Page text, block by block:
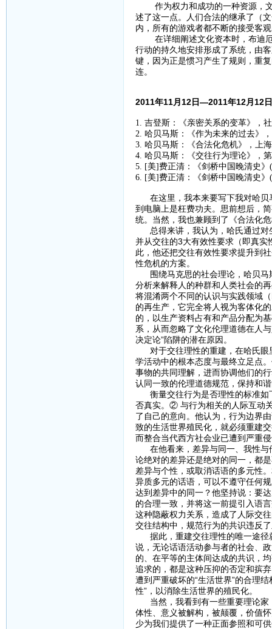
作为权力和成功的一种资源，文
述了这一点。人们合法的继承了（
内，所有的游戏者都不断的接受客
在详细阐述文化资本时，布迪厄
行动的持久地安排形成了系统，由
键，因为正是惯习产生了规则，重
连。
2011年11月12日—2011年12月12
1. 吉登斯：《亲密关系的变革》，
2. 哈贝马斯：《作为未来的过去》
3. 哈贝马斯：《合法化危机》，上
4. 哈贝马斯：《交往行为理论》，
5. [美]费正清：《剑桥中国晚清史
6. [美]费正清：《剑桥中国晚清史
在这里，我本来要写下我对哈贝
到电脑上是枉费功夫。思前想后，
统。当然，我也兼顾到了《合法化
总得来讲，我认为，哈氏通过对
并从交往的3大有效性要求（即真
此，他还把交往有效性要求提升到
性危机的方案。
围绕马克思的社会理论，哈贝马
分析来解释人的种群和人类社会的
将混淆两个不同的认识与实践领域
的再生产，它完全将人视为客体化
的，以生产资料占有和产品分配为
系，从而忽略了文化伦理道德在人
决定论”陷阱的潜在原因。
对于交往理性的重建，在哈氏眼
学活动中的根本态度与最终立足点
事物的共同理解，进而协调他们的
认同一致的伦理道德规范，保持和
衡量交往行为是否理性的标准如
否真实。② 与行为相关的人际互动
了自己的意向。他认为，行为边界
致的生活世界殖民化，就必须重建
而整合当代西方社会业已遭到严重
在他看来，差异与同一、我性与
论绝对的差异还是绝对的同一，都
差异与个性，或取消话语的多元性
异质多元的话语，可以不遵守任何
达到差异中的同一？他坚持说：要
的合理一致，并将这一前提引入语
这种隐蔽权力关系，造成了人际交
交往结构中，规范行为的共识违反
据此，重建交往理性的唯一途径
说，无论话语活动参与者的社会、
的、在平等的主体间达成的共识，
追求的，都是这种压抑的否定和摈
遭到严重破坏的“生活世界”的合理
性”，以消除生活世界的殖民化。
当然，我看到有一些重要理论家
体性、意义被解构，被颠覆，价值
少为我们提供了一种正面参照和可